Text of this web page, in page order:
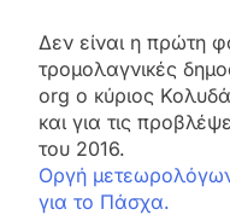
Δεν είναι η πρώτη
τρομολαγνικές
org ο κύριος
και για τις
του 2016.
Οργή
για το Πάσχα.